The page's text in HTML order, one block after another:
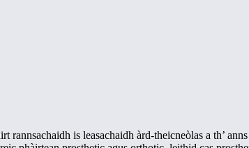
rannsachaidh is leasachaidh àrd-theicneòlas a th’